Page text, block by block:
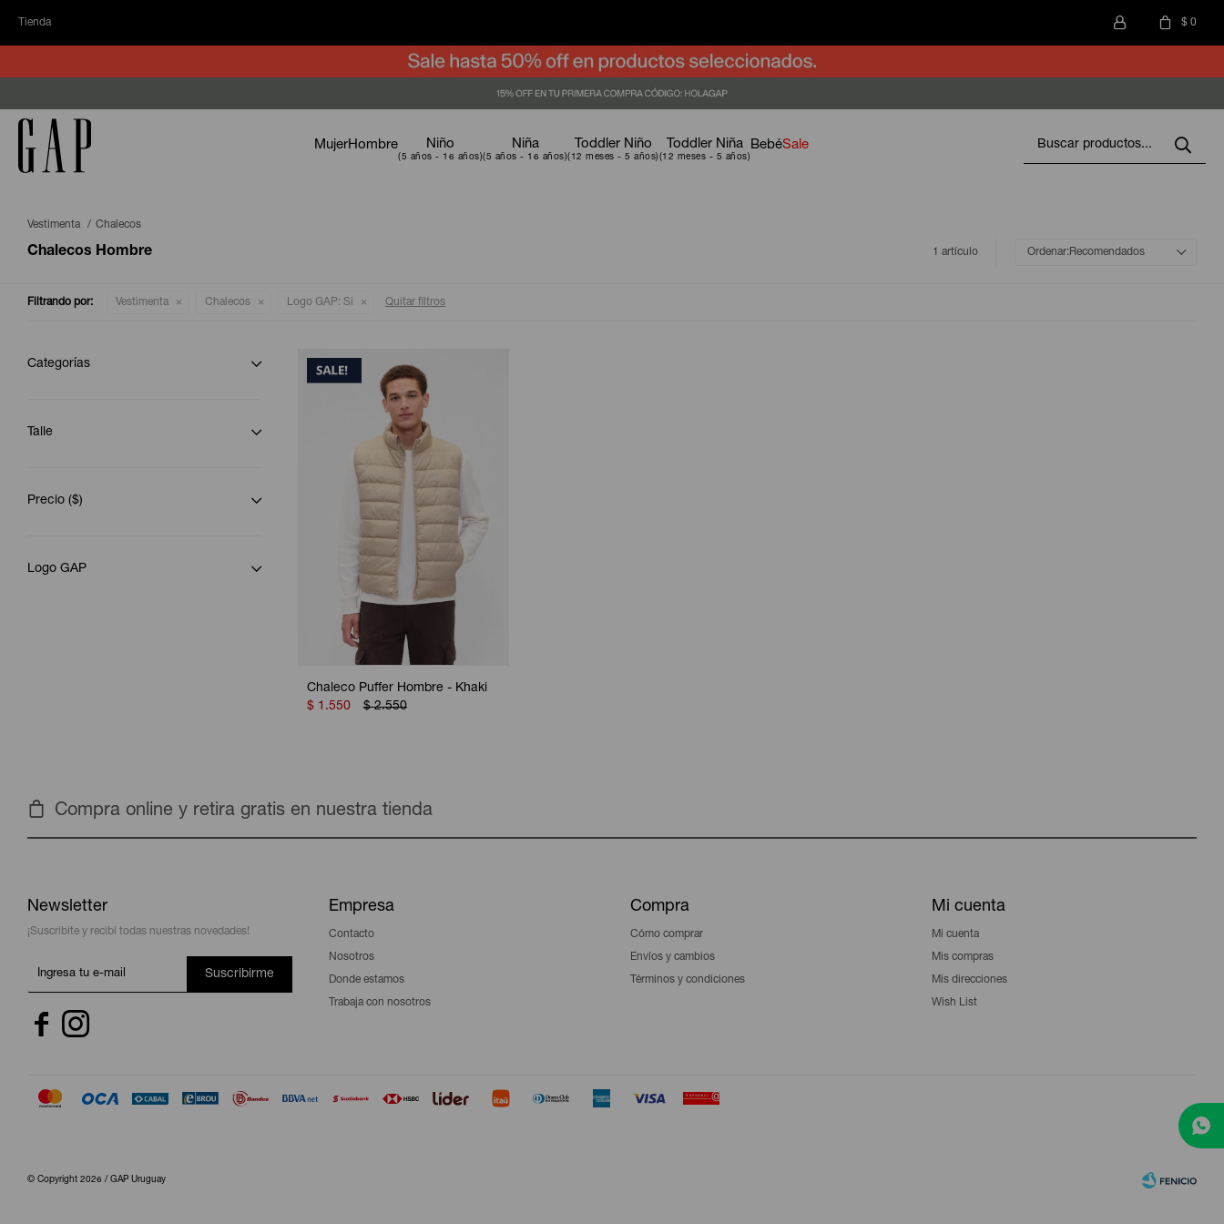
Tienda $ 0
MujerHombre Niño Niña Toddler Niño Toddler Niña BebéSale
Vestimenta Chalecos
Chalecos Hombre 1 artículo Recomendados
Filtrando por: Vestimenta Chalecos Logo GAP: Si Quitar filtros
Chaleco Puffer Hombre - Khaki
$ 1.550 $ 2.550
Categorías
Talle
Precio ($)
Logo GAP
Compra online y retira gratis en nuestra tienda
Newsletter
¡Suscribite y recibí todas nuestras novedades!
Suscribirme
 
Empresa
Contacto
Nosotros
Donde estamos
Trabaja con nosotros
Compra
Cómo comprar
Envíos y cambios
Términos y condiciones
Mi cuenta
Mi cuenta
Mis compras
Mis direcciones
Wish List
© Copyright 2026 / GAP Uruguay